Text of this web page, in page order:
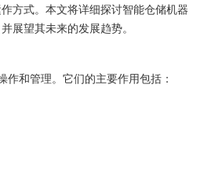
方式。本文将详细探讨智能仓储机器
展望其未来的发展趋势。
和管理。它们的主要作用包括：